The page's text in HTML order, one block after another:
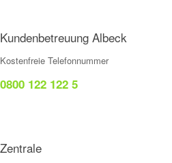
Kundenbetreuung Albeck
Kostenfreie Telefonnummer
0800 122 122 5
Zentrale